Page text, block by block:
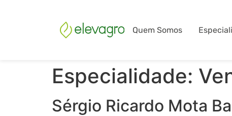
Quem Somos
Especialidade:
Sérgio Ricardo Mota